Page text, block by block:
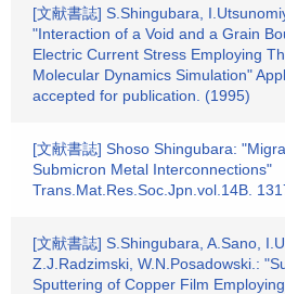
[文献書誌] S.Shingubara,
"Interaction of a Void and a Grain
Electric Current Stress Employing
Molecular Dynamics Simulation"
accepted for publication. (1995)
[文献書誌] Shoso Shingubara:
Submicron Metal Interconnections"
Trans.Mat.Res.Soc.Jpn.vol.14B.
[文献書誌] S.Shingubara, A.Sano,
Z.J.Radzimski, W.N.Posadowski.:
Sputtering of Copper Film